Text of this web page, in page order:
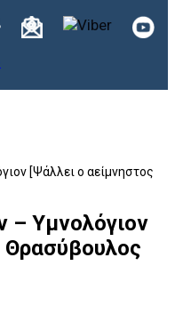
[Ψάλλει ο αείμνηστος
– Υμνολόγιον
Θρασύβουλος